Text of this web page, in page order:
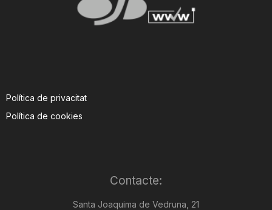
Política de privacitat
Política de cookies
Contacte:
Santa Joaquima de Vedruna, 21